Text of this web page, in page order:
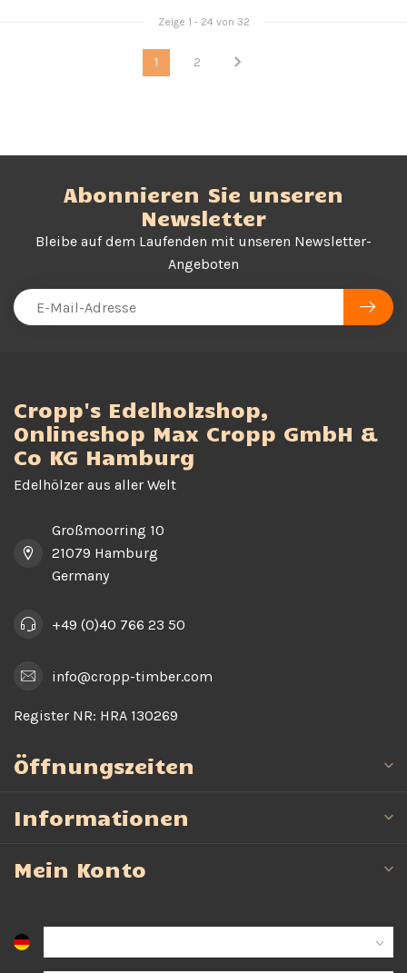
Zeige 1 - 24 von 32
1 2
Abonnieren Sie unseren
Newsletter
Bleibe auf dem Laufenden mit unseren Newsletter-
Angeboten
Cropp's Edelholzshop,
Onlineshop Max Cropp GmbH &
Co KG Hamburg
Edelhölzer aus aller Welt
Großmoorring 10
21079 Hamburg
Germany
+49 (0)40 766 23 50
info@cropp-timber.com
Register NR: HRA 130269
Öffnungszeiten
Informationen
Mein Konto